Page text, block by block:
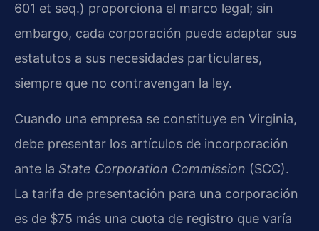
601 et seq.) proporciona el marco legal; sin
embargo, cada corporación puede adaptar sus
estatutos a sus necesidades particulares,
siempre que no contravengan la ley.
Cuando una empresa se constituye en Virginia,
debe presentar los artículos de incorporación
ante la State Corporation Commission (SCC).
La tarifa de presentación para una corporación
es de $75 más una cuota de registro que varía